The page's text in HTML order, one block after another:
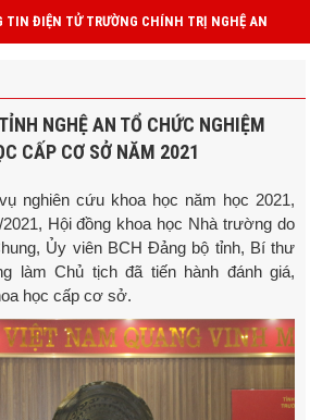
TIN ĐIỆN TỬ TRƯỜNG CHÍNH TRỊ NGHỆ AN
NGHỆ AN TỔ CHỨC NGHIỆM
CẤP CƠ SỞ NĂM 2021
cứu khoa học năm học 2021,
Hội đồng khoa học Nhà trường do
Ủy viên BCH Đảng bộ tỉnh, Bí thư
làm Chủ tịch đã tiến hành đánh giá,
học cấp cơ sở.